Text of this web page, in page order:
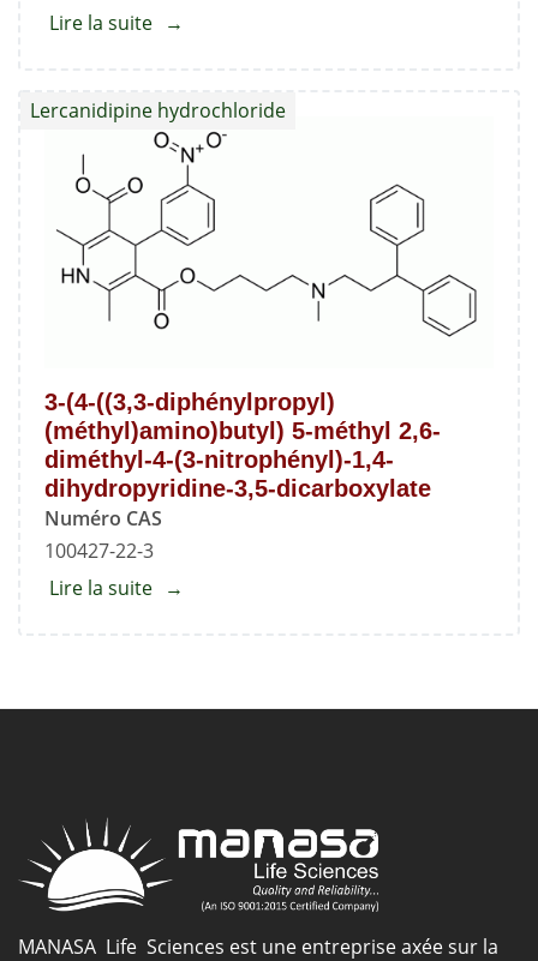
Lire la suite about
bromophényl)-3-
phénylpropanenitrile
3-(4-((3,3-diphénylpropyl)
(méthyl)amino)butyl) 5-méthyl 2,6-
diméthyl-4-(3-nitrophényl)-1,4-
dihydropyridine-3,5-dicarboxylate
Numéro CAS
100427-22-3
Lercanidipine hydrochloride
Lire la suite about
diphénylpropyl)
2,6-
diméthyl-
(3-
MANASA Life Sciences est une entreprise axée sur la